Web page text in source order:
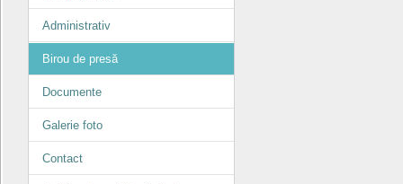
Administrativ
Birou de presă
Documente
Galerie foto
Contact